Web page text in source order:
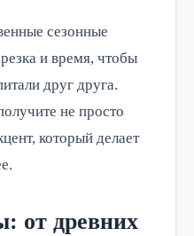
сезонные
и время, чтобы
друг друга.
не просто
который делает
от древних